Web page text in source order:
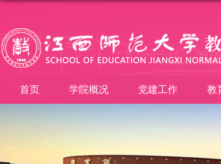
首页 学院概况 党建工作 教